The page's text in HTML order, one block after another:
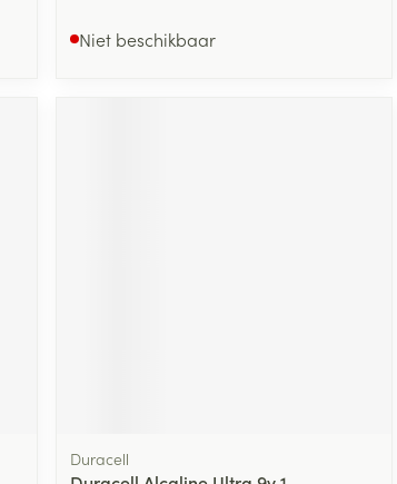
Niet beschikbaar
Duracell